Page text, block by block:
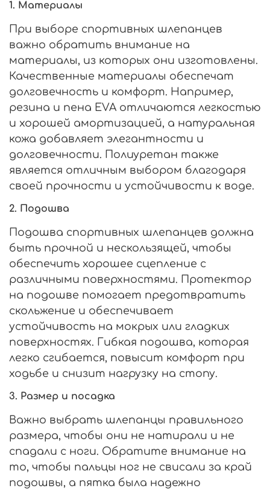
1. Материалы
При выборе спортивных шлепанцев
важно обратить внимание на
материалы, из которых они изготовлены.
Качественные материалы обеспечат
долговечность и комфорт. Например,
резина и пена EVA отличаются легкостью
и хорошей амортизацией, а натуральная
кожа добавляет элегантности и
долговечности. Полиуретан также
является отличным выбором благодаря
своей прочности и устойчивости к воде.
2. Подошва
Подошва спортивных шлепанцев должна
быть прочной и нескользящей, чтобы
обеспечить хорошее сцепление с
различными поверхностями. Протектор
на подошве помогает предотвратить
скольжение и обеспечивает
устойчивость на мокрых или гладких
поверхностях. Гибкая подошва, которая
легко сгибается, повысит комфорт при
ходьбе и снизит нагрузку на стопу.
3. Размер и посадка
Важно выбрать шлепанцы правильного
размера, чтобы они не натирали и не
спадали с ноги. Обратите внимание на
то, чтобы пальцы ног не свисали за край
подошвы, а пятка была надежно